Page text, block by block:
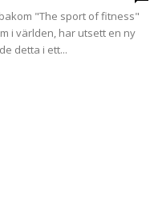
"The sport of fitness"
i världen, har utsett en ny
detta i ett...